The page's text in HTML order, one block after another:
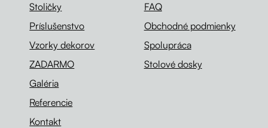
Stoličky
Príslušenstvo
Vzorky dekorov
ZADARMO
Galéria
Referencie
Kontakt
FAQ
Obchodné podmienky
Spolupráca
Stolové dosky